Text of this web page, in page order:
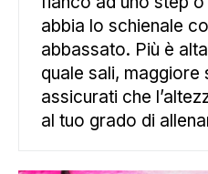
abbia lo schienale
abbassato. Più è
quale sali,
assicurati che
al tuo grado di